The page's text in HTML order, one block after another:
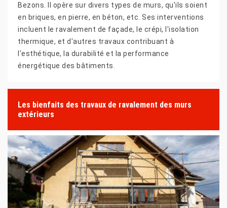
Bezons. Il opère sur divers types de murs, qu'ils soient
en briques, en pierre, en béton, etc. Ses interventions
incluent le ravalement de façade, le crépi, l'isolation
thermique, et d'autres travaux contribuant à
l'esthétique, la durabilité et la performance
énergétique des bâtiments.
Les bienfaits des travaux de ravalement des murs
extérieurs